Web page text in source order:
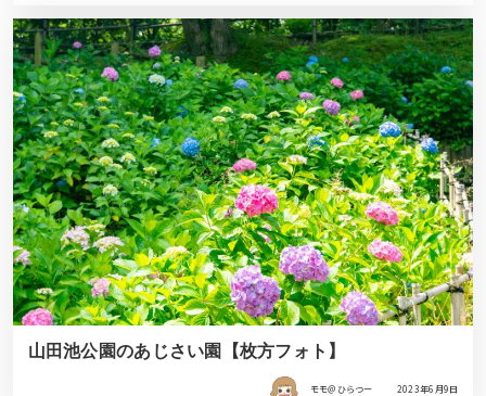
山田池公園のあじさい園【枚方フォト】
モモ＠ひらつー 2023年6月9日